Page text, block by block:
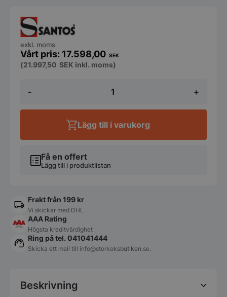
-
"Silent",
43N
+
17.598,00 SEK
exkl. moms
(21.997,50 SEK inkl. moms)
Få en offert
Lägg till i produktlistan
Lägg till i varukorg
Frakt från 199 kr
Vi skickar med DHL
AAA Rating
Högsta kreditvärdighet
Ring på tel. 041041444
Skicka ett mail till info@storkoksbutiken.se.
Beskrivning